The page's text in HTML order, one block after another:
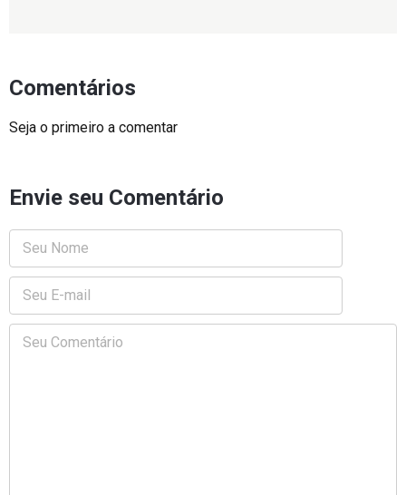
Comentários
Seja o primeiro a comentar
Envie seu Comentário